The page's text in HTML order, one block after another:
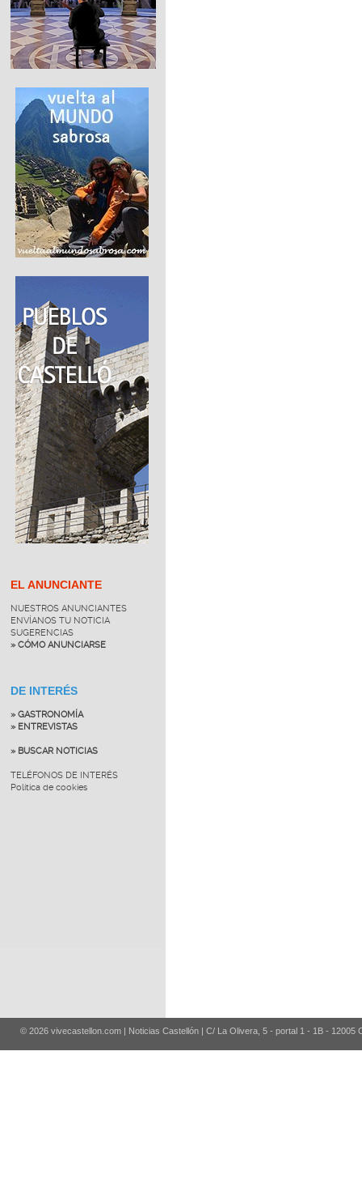
EL ANUNCIANTE
NUESTROS ANUNCIANTES
ENVÍANOS TU NOTICIA
SUGERENCIAS
» CÓMO ANUNCIARSE
DE INTERÉS
» GASTRONOMÍA
» ENTREVISTAS
» BUSCAR NOTICIAS
TELÉFONOS DE INTERÉS
Política de cookies
© 2026 vivecastellon.com | Noticias Castellón | C/ La Olivera, 5 - portal 1 - 1B - 12005